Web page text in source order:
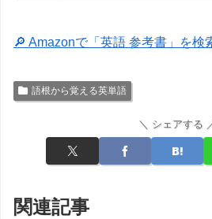
🔎 Amazonで「英語 参考書」を検
語根から覚える英単語
＼ シェアする
関連記事